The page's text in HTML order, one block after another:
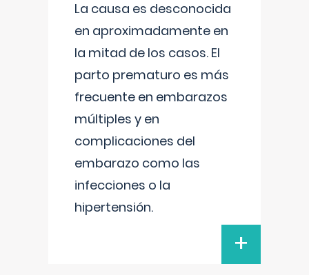
La causa es desconocida
en aproximadamente en
la mitad de los casos. El
parto prematuro es más
frecuente en embarazos
múltiples y en
complicaciones del
embarazo como las
infecciones o la
hipertensión.
+